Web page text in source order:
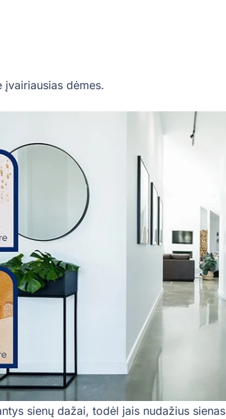
įvairiausias dėmes.
sienų dažai, todėl jais nudažius sienas